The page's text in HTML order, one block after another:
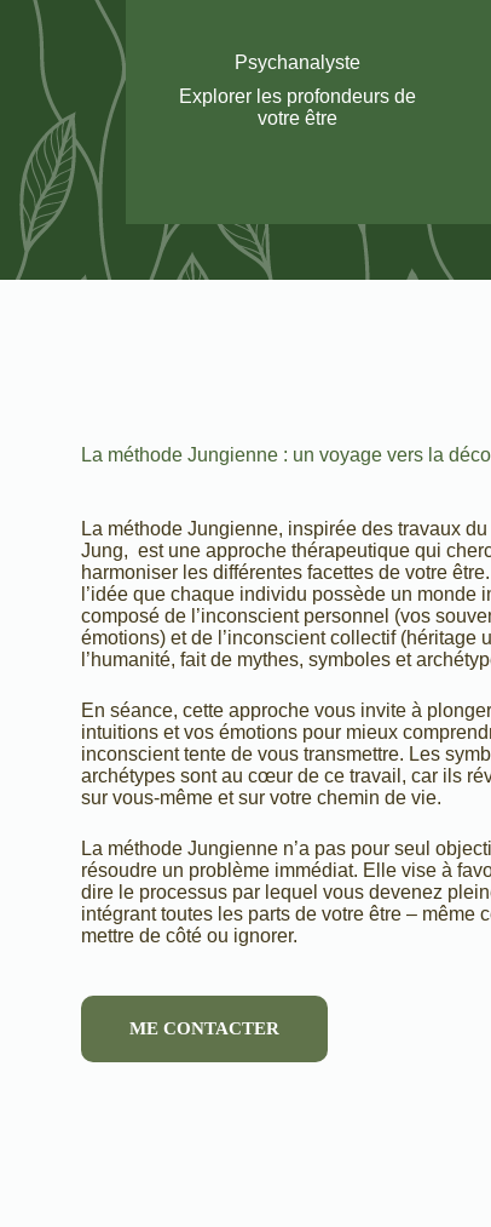
Psychanalyste
Explorer les profondeurs de
votre être
La méthode Jungienne : un voyage vers la
La méthode Jungienne, inspirée des travaux
Jung, est une approche thérapeutique qui
harmoniser les différentes facettes de votre
l’idée que chaque individu possède un monde
composé de l’inconscient personnel (vos
émotions) et de l’inconscient collectif (héritage
l’humanité, fait de mythes, symboles et
En séance, cette approche vous invite à
intuitions et vos émotions pour mieux
inconscient tente de vous transmettre. Les
archétypes sont au cœur de ce travail, car ils
sur vous-même et sur votre chemin de vie.
La méthode Jungienne n’a pas pour seul
résoudre un problème immédiat. Elle vise à
dire le processus par lequel vous devenez
intégrant toutes les parts de votre être – même
mettre de côté ou ignorer.
ME CONTACTER